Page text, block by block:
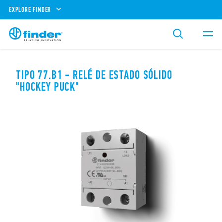
EXPLORE FINDER
TIPO 77.B1 - RELÉ DE ESTADO SÓLIDO
"HOCKEY PUCK"